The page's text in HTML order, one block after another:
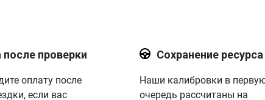
после проверки
оплату после
если вас
Сохранение ресурса
Наши калибровки в
очередь рассчитаны на